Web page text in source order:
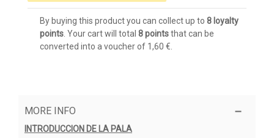
By buying this product you can collect up to 8 loyalty
points . Your cart will total 8pointsthat can be
converted into a voucher of 1,60 €
MORE INFO
INTRODUCCION DE LA PALA